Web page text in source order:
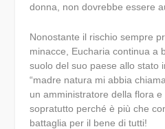
donna, non dovrebbe essere
Nonostante il rischio sempre
minacce, Eucharia continua a
suolo del suo paese allo stato
“madre natura mi abbia
un amministratore della flora e
sopratutto perché è più che
battaglia per il bene di tutti!